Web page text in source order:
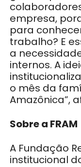
empresa,
para
trabalho? E
a
internos. A
o mês da
Amazônica”,
Sobre a FRAM
A Fundação
institucional